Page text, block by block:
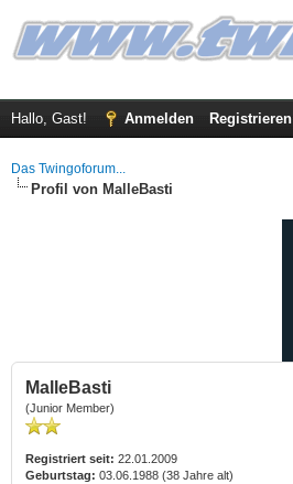
Hallo, Gast! Anmelden Registrieren
Das Twingoforum...
Profil von MalleBasti
MalleBasti
(Junior Member)
Registriert seit: 22.01.2009
Geburtstag: 03.06.1988 (38 Jahre alt)